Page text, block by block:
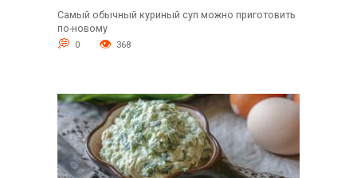
Самый обычный куриный суп можно приготовить
по-новому
0 368